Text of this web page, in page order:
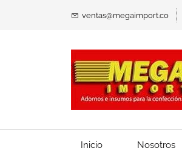
ventas@megaimport.co
Inicio Nosotros